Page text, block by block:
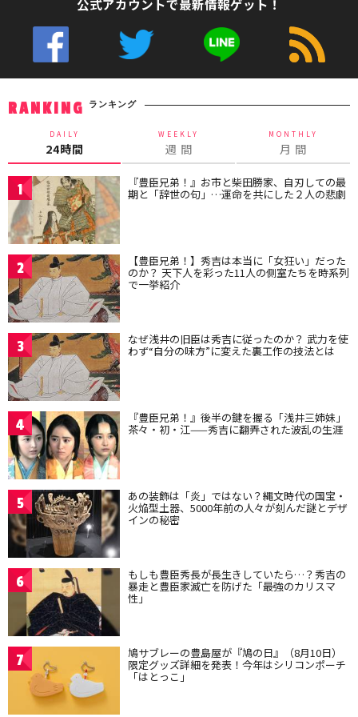
公式アカウントで最新情報ゲット！
RANKING ランキング
DAILY
24時間
WEEKLY
週 間
MONTHLY
月 間
1 『豊臣兄弟！』お市と柴田勝家、自刃しての最
期と「辞世の句」…運命を共にした２人の悲劇
2 【豊臣兄弟！】秀吉は本当に「女狂い」だった
のか？ 天下人を彩った11人の側室たちを時系列
で一挙紹介
3 なぜ浅井の旧臣は秀吉に従ったのか？ 武力を使
わず“自分の味方”に変えた裏工作の技法とは
4 『豊臣兄弟！』後半の鍵を握る「浅井三姉妹」
茶々・初・江——秀吉に翻弄された波乱の生涯
5 あの装飾は「炎」ではない？縄文時代の国宝・
火焔型土器、5000年前の人々が刻んだ謎とデザ
インの秘密
6 もしも豊臣秀長が長生きしていたら…？秀吉の
暴走と豊臣家滅亡を防げた「最強のカリスマ
性」
7 鳩サブレーの豊島屋が『鳩の日』（8月10日）
限定グッズ詳細を発表！今年はシリコンポーチ
「はとっこ」